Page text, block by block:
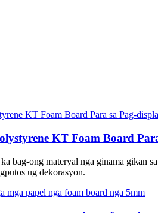
KT Foam Board
bag-ong materyal nga ginama gikan
ug dekorasyon.